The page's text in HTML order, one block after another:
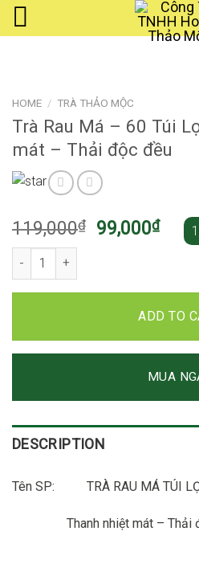
Skip
HOME / TRÀ THẢO MỘC
Trà Rau Má – 60 Túi
mát – Thải độc đều
119,000₫ 99,000₫
Trà Rau Má - 60 Túi Lọc - Thanh
ADD TO
MUA
DESCRIPTION
Tên SP: TRÀ RAU MÁ TÚI
Thanh nhiệt mát – Thải